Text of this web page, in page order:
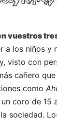
vuestros
los niños
visto con
cañero
como
coro de